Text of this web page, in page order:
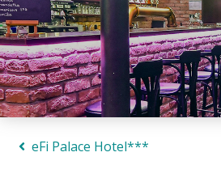
eFi Palace Hotel***